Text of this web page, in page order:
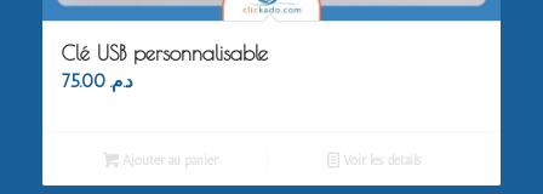
Clé USB personnalisable
د.م. 75.00
Ajouter au panier Voir les détails